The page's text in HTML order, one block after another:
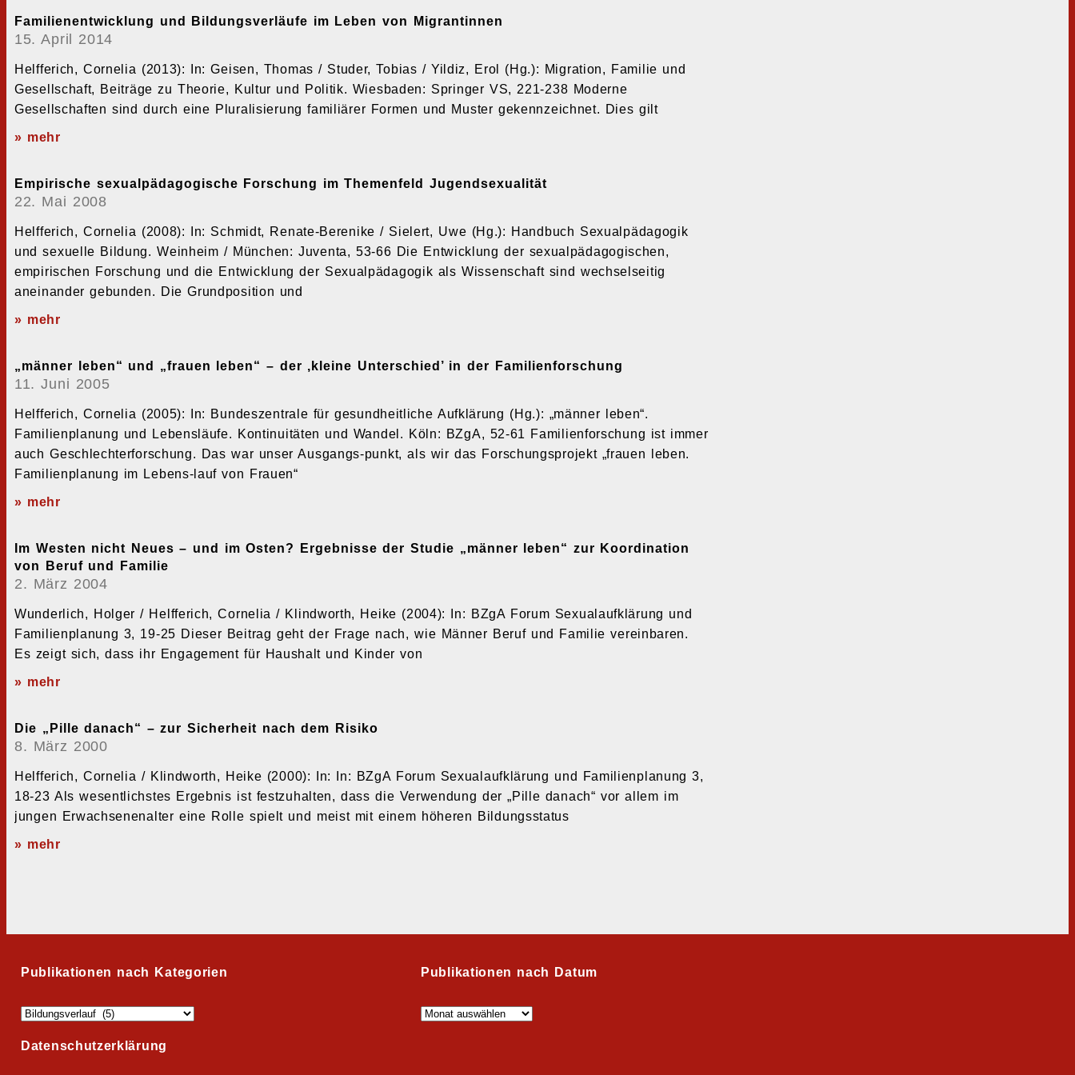
Familienentwicklung und Bildungsverläufe im Leben von Migrantinnen
15. April 2014
Helfferich, Cornelia (2013): In: Geisen, Thomas / Studer, Tobias / Yildiz, Erol (Hg.): Migration, Familie und
Gesellschaft, Beiträge zu Theorie, Kultur und Politik. Wiesbaden: Springer VS, 221-238 Moderne
Gesellschaften sind durch eine Pluralisierung familiärer Formen und Muster gekennzeichnet. Dies gilt
» mehr
Empirische sexualpädagogische Forschung im Themenfeld Jugendsexualität
22. Mai 2008
Helfferich, Cornelia (2008): In: Schmidt, Renate-Berenike / Sielert, Uwe (Hg.): Handbuch Sexualpädagogik
und sexuelle Bildung. Weinheim / München: Juventa, 53-66 Die Entwicklung der sexualpädagogischen,
empirischen Forschung und die Entwicklung der Sexualpädagogik als Wissenschaft sind wechselseitig
aneinander gebunden. Die Grundposition und
» mehr
„männer leben“ und „frauen leben“ – der ‚kleine Unterschied’ in der Familienforschung
11. Juni 2005
Helfferich, Cornelia (2005): In: Bundeszentrale für gesundheitliche Aufklärung (Hg.): „männer leben“.
Familienplanung und Lebensläufe. Kontinuitäten und Wandel. Köln: BZgA, 52-61 Familienforschung ist immer
auch Geschlechterforschung. Das war unser Ausgangs-punkt, als wir das Forschungsprojekt „frauen leben.
Familienplanung im Lebens-lauf von Frauen“
» mehr
Im Westen nicht Neues – und im Osten? Ergebnisse der Studie „männer leben“ zur Koordination
von Beruf und Familie
2. März 2004
Wunderlich, Holger / Helfferich, Cornelia / Klindworth, Heike (2004): In: BZgA Forum Sexualaufklärung und
Familienplanung 3, 19-25 Dieser Beitrag geht der Frage nach, wie Männer Beruf und Familie vereinbaren.
Es zeigt sich, dass ihr Engagement für Haushalt und Kinder von
» mehr
Die „Pille danach“ – zur Sicherheit nach dem Risiko
8. März 2000
Helfferich, Cornelia / Klindworth, Heike (2000): In: In: BZgA Forum Sexualaufklärung und Familienplanung 3,
18-23 Als wesentlichstes Ergebnis ist festzuhalten, dass die Verwendung der „Pille danach“ vor allem im
jungen Erwachsenenalter eine Rolle spielt und meist mit einem höheren Bildungsstatus
» mehr
Publikationen nach Kategorien Publikationen nach Datum
Datenschutzerklärung